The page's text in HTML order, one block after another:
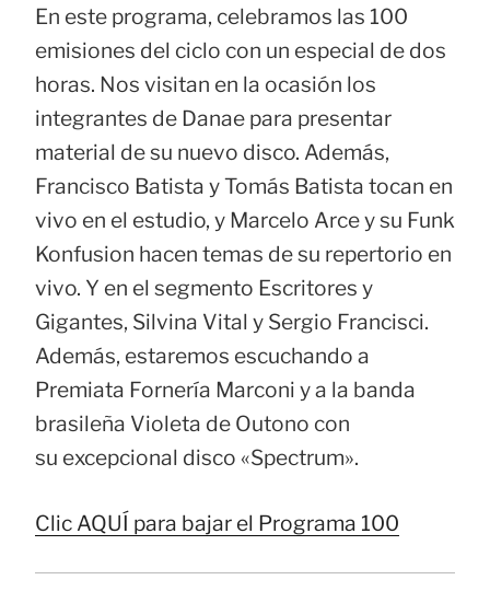
En este programa, celebramos las 100
emisiones del ciclo con un especial de dos
horas. Nos visitan en la ocasión los
integrantes de Danae para presentar
material de su nuevo disco. Además,
Francisco Batista y Tomás Batista tocan en
vivo en el estudio, y Marcelo Arce y su Funk
Konfusion hacen temas de su repertorio en
vivo. Y en el segmento Escritores y
Gigantes, Silvina Vital y Sergio Francisci.
Además, estaremos escuchando a
Premiata Fornería Marconi y a la banda
brasileña Violeta de Outono con
su excepcional disco «Spectrum».
Clic AQUÍ para bajar el Programa 100